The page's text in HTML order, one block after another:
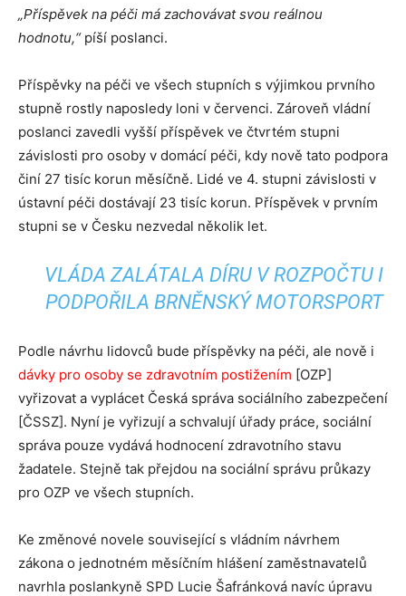
„Příspěvek na péči má zachovávat svou reálnou
hodnotu,“píší poslanci.
Příspěvky na péči ve všech stupních s výjimkou prvního
stupně rostly naposledy loni v červenci. Zároveň vládní
poslanci zavedli vyšší příspěvek ve čtvrtém stupni
závislosti pro osoby v domácí péči, kdy nově tato podpora
činí 27 tisíc korun měsíčně. Lidé ve 4. stupni závislosti v
ústavní péči dostávají 23 tisíc korun. Příspěvek v prvním
stupni se v Česku nezvedal několik let.
VLÁDA ZALÁTALA DÍRU V ROZPOČTU I
PODPOŘILA BRNĚNSKÝ MOTORSPORT
Podle návrhu lidovců bude příspěvky na péči, ale nově i
dávky pro osoby se zdravotním postižením [OZP]
vyřizovat a vyplácet Česká správa sociálního zabezpečení
[ČSSZ]. Nyní je vyřizují a schvalují úřady práce, sociální
správa pouze vydává hodnocení zdravotního stavu
žadatele. Stejně tak přejdou na sociální správu průkazy
pro OZP ve všech stupních.
Ke změnové novele související s vládním návrhem
zákona o jednotném měsíčním hlášení zaměstnavatelů
navrhla poslankyně SPD Lucie Šafránková navíc úpravu